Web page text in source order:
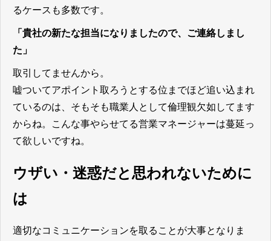
るケースも多数です。
「貴社の新たな担当になりましたので、ご連絡しまし
た」
取引してませんから。
嘘ついてアポイント取ろうとする位までほど追い込まれ
ているのは、そもそも職業人として倫理観欠如してます
からね。こんな事やらせてる営業マネージャーは蔓延っ
て欲しいですね。
ウザい・迷惑だと思われないために
は
適切なコミュニケーションを取ることが大事となりま